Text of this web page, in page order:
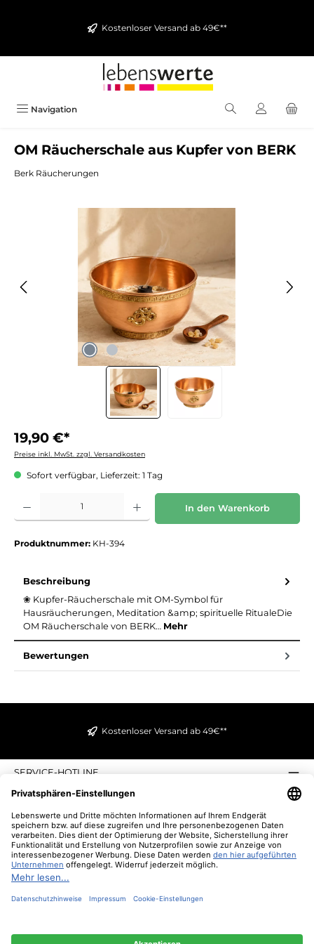
Kostenloser Versand ab 49€**
Navigation
OM Räucherschale aus Kupfer von BERK
Berk Räucherungen
19,90 €*
Preise inkl. MwSt. zzgl. Versandkosten
Sofort verfügbar, Lieferzeit: 1 Tag
Produkt Anzahl: Gib den gewünschten Wert ein oder benutze die Schaltflächen um
In den Warenkorb
Produktnummer: KH-394
Beschreibung
❀ Kupfer-Räucherschale mit OM-Symbol für
Hausräucherungen, Meditation &amp; spirituelle RitualeDie
OM Räucherschale von BERK… Mehr
Bewertungen
Kostenloser Versand ab 49€**
SERVICE-HOTLINE
INFORMATIONEN
ZAHLUNGS- UND VERSANDARTEN
ÜBER UNS
UNSERE VORTEILE
UNSERE COMMUNITIES